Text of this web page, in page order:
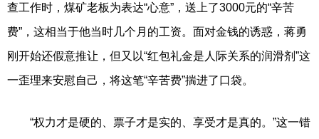
查工作时，煤矿老板为表达“心意”，送上了3000元的“辛苦
费”，这相当于他当时几个月的工资。面对金钱的诱惑，蒋勇
刚开始还假意推让，但又以“红包礼金是人际关系的润滑剂”这
一歪理来安慰自己，将这笔“辛苦费”揣进了口袋。
“权力才是硬的、票子才是实的、享受才是真的。”这一错